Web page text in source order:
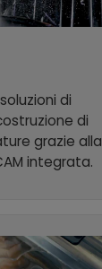
di
di
grazie alla
integrata.